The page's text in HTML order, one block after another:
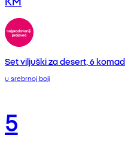
Set viljuški za desert, 6
u srebrnoj boji
5